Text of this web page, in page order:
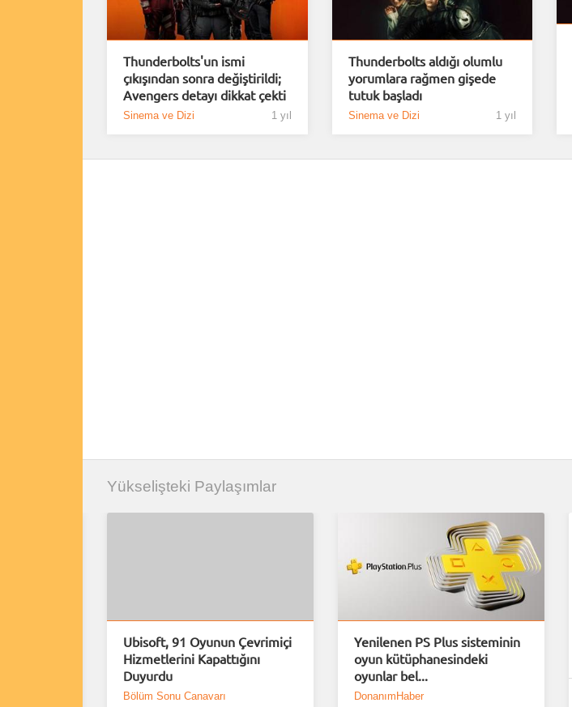
Thunderbolts'un ismi
çıkışından sonra değiştirildi;
Avengers detayı dikkat çekti
Sinema ve Dizi 1 yıl
Thunderbolts aldığı olumlu
yorumlara rağmen gişede
tutuk başladı
Sinema ve Dizi 1 yıl
Yükselişteki Paylaşımlar
Ubisoft, 91 Oyunun Çevrimiçi
Hizmetlerini Kapattığını
Duyurdu
Bölüm Sonu Canavarı
Yenilenen PS Plus sisteminin
oyun kütüphanesindeki
oyunlar bel...
DonanımHaber